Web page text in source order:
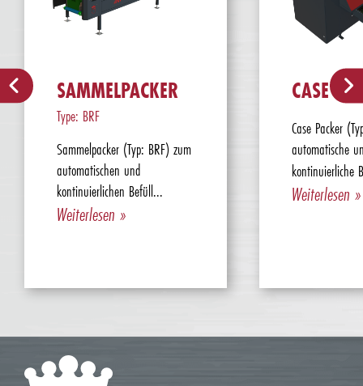
SAMMELPACKER
Type: BRF
Sammelpacker (Typ: BRF) zum
automatischen und
kontinuierlichen Befüll...
Weiterlesen »
CASE
Case Packer
automatische
Weiterlesen »